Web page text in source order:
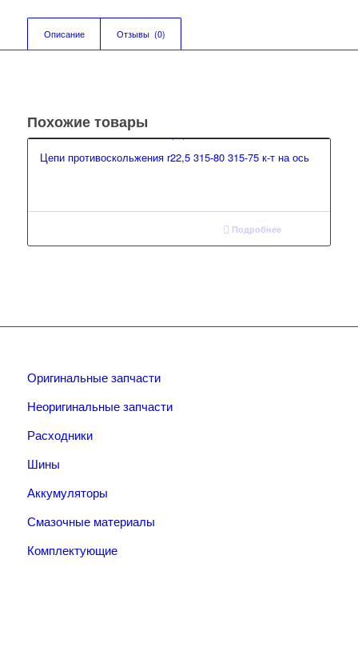
Описание Отзывы  (0)
Похожие товары
Цепи противоскольжения r22,5 315-80 315-75 к-т на ось
Подробнее
Оригинальные запчасти
Неоригинальные запчасти
Расходники
Шины
Аккумуляторы
Смазочные материалы
Комплектующие